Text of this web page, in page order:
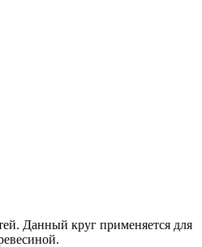
Данный круг применяется для